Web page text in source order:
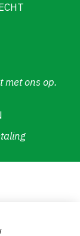
met ons op.